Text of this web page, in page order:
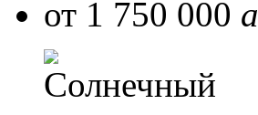
от 1 750 000 a